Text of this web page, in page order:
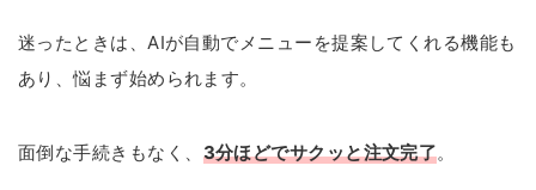
迷ったときは、AIが自動でメニューを提案してくれる機能も
あり、悩まず始められます。
面倒な手続きもなく、 3分ほどでサクッと注文完了。